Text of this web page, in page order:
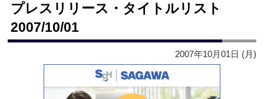
プレスリリース・タイトルリスト
2007/10/01
2007年10月01日 (月)